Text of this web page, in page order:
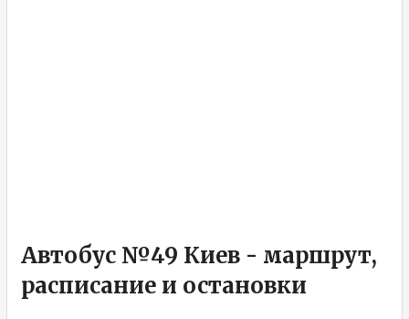
Автобус №49 Киев - маршрут,
расписание и остановки